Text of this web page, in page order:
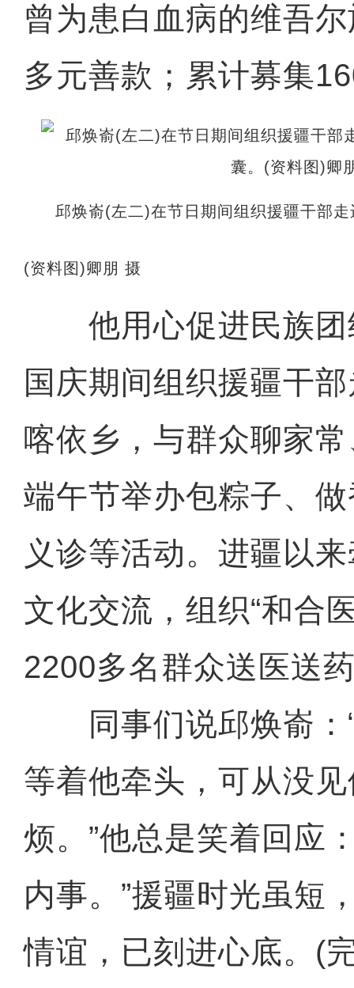
曾为患白血病的维吾
多元善款；累计募集
邱焕嵛(左二)在节日期间组织援疆干部
(资料图)卿朋 摄
他用心促进民族团
国庆期间组织援疆干
喀依乡，与群众聊家常
端午节举办包粽子、
义诊等活动。进疆以
文化交流，组织“和合
2200多名群众送医送
同事们说邱焕嵛：“
等着他牵头，可从没
烦。”他总是笑着回应
内事。”援疆时光虽短
情谊，已刻进心底。(